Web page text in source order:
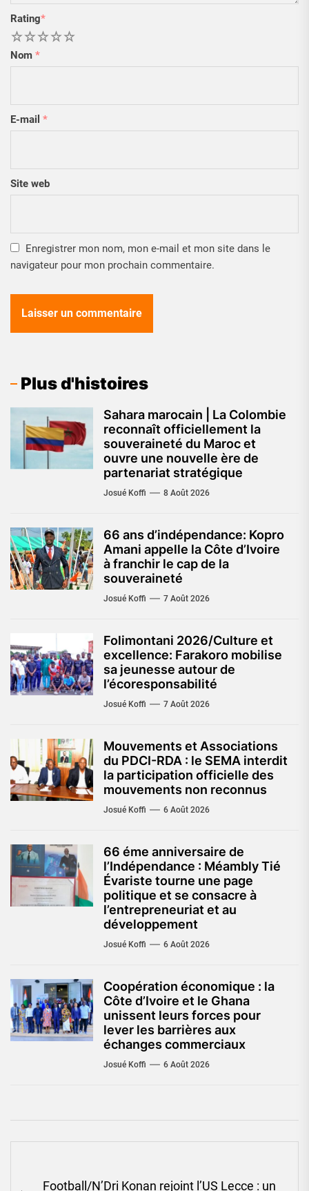
Rating*
5
4
3
2
Nom *
E-mail *
Site web
Enregistrer mon nom, mon e-mail et mon site dans le
navigateur pour mon prochain commentaire.
Plus d'histoires
Sahara marocain | La Colombie
reconnaît officiellement la
souveraineté du Maroc et
ouvre une nouvelle ère de
partenariat stratégique
Josué Koffi 8 Août 2026
66 ans d’indépendance: Kopro
Amani appelle la Côte d’Ivoire
à franchir le cap de la
souveraineté
Josué Koffi 7 Août 2026
Folimontani 2026/Culture et
excellence: Farakoro mobilise
sa jeunesse autour de
l’écoresponsabilité
Josué Koffi 7 Août 2026
Mouvements et Associations
du PDCI-RDA : le SEMA interdit
la participation officielle des
mouvements non reconnus
Josué Koffi 6 Août 2026
66 éme anniversaire de
l’Indépendance : Méambly Tié
Évariste tourne une page
politique et se consacre à
l’entrepreneuriat et au
développement
Josué Koffi 6 Août 2026
Coopération économique : la
Côte d’Ivoire et le Ghana
unissent leurs forces pour
lever les barrières aux
échanges commerciaux
Josué Koffi 6 Août 2026
Football/N’Dri Konan rejoint l’US Lecce : un